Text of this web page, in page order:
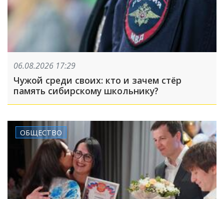
06.08.2026 17:29
Чужой среди своих: кто и зачем стёр
память сибирскому школьнику?
ОБЩЕСТВО